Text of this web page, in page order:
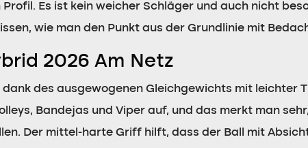
Es ist kein weicher Schläger und auch nicht
wie man den Punkt aus der Grundlinie mit
2026 Am Netz
des ausgewogenen Gleichgewichts mit leichter
Bandejas und Viper auf, und das merkt man
Der mittel-harte Griff hilft, dass der Ball mit